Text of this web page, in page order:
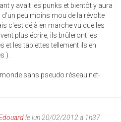
y avait les punks et bientôt y aura
d'un peu moins mou de la révolte
c'est déjà en marche vu que les
plus écrire, ils brûleront les
et les tablettes tellement ils en
).
sans pseudo réseau net-
le lun 20/02/2012 à 1h37